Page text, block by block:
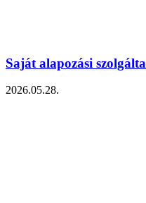
Saját alapozási
2026.05.28.